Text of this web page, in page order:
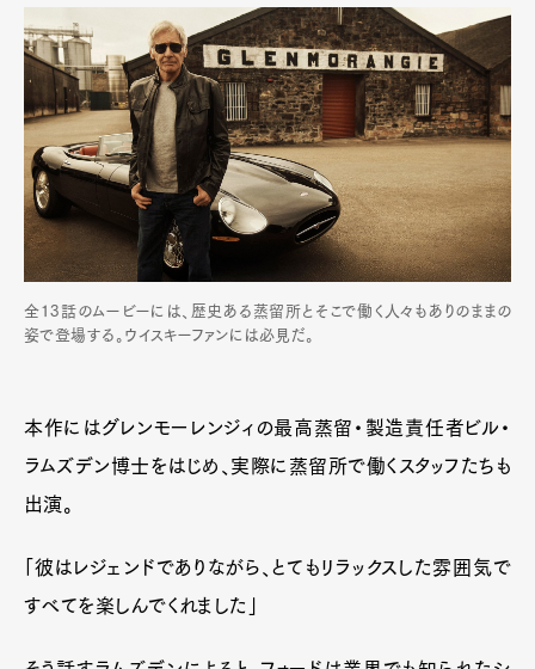
Gourmet
Cars
全13話のムービーには、歴史ある蒸留所とそこで働く人々もありのままの
姿で登場する。ウイスキーファンには必見だ。
本作にはグレンモーレンジィの最高蒸留・製造責任者ビル・
ラムズデン博士をはじめ、実際に蒸留所で働くスタッフたちも
出演。
「彼はレジェンドでありながら、とてもリラックスした雰囲気で
すべてを楽しんでくれました」